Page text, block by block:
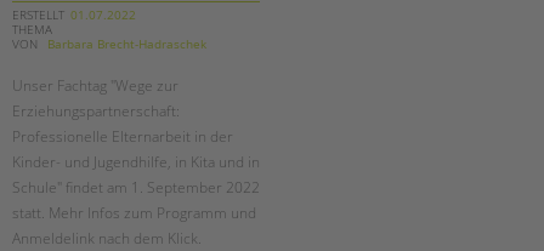
Tagesgruppen
EINGLIEDERUNGSHILFE
BETREUTES WOHNEN
TANDEM BTL AKADEMIE
Suchen
ERSTELLT 01.07.2022
THEMA
VON
Barbara Brecht-Hadraschek
Unser Fachtag "Wege zur
Erziehungspartnerschaft:
Professionelle Elternarbeit in der
Kinder- und Jugendhilfe, in Kita und in
Schule" findet am 1. September 2022
statt. Mehr Infos zum Programm und
Anmeldelink nach dem Klick.